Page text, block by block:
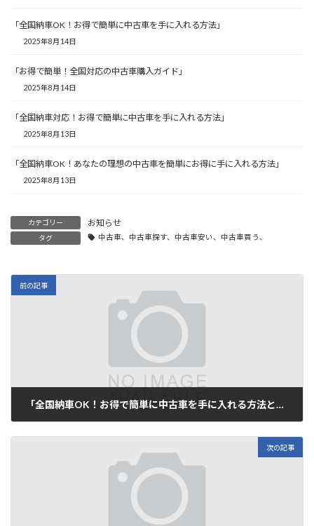
「全国納車OK！お得で簡単に中古車を手に入れる方法」
2025年8月14日
「お得で簡単！全国対応の中古車購入ガイド」
2025年8月14日
「全国納車対応！お得で簡単に中古車を手に入れる方法」
2025年8月13日
「全国納車OK！あなたの理想の中古車を簡単にお得に手に入れる方法」
2025年8月13日
カテゴリー お知らせ
タグ 中古車、中古車探す、中古車安い、中古車買う、
前の記事
「全国納車OK！お得で簡単に中古車を手に入れる方法とは？」
次の記事